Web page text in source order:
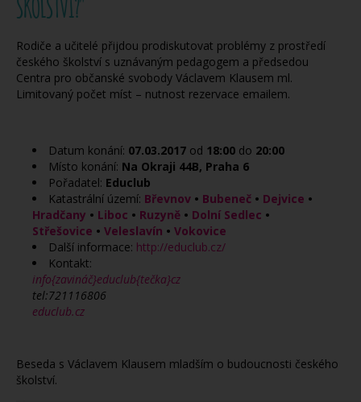
Rodiče a učitelé přijdou prodiskutovat problémy z prostředí
českého školství s uznávaným pedagogem a předsedou
Centra pro občanské svobody Václavem Klausem ml.
Limitovaný počet míst – nutnost rezervace emailem.
Datum konání: 07.03.2017 od 18:00 do 20:00
Místo konání: Na Okraji 44B, Praha 6
Pořadatel: Educlub
Katastrální území: Břevnov • Bubeneč • Dejvice •
Hradčany • Liboc • Ruzyně • Dolní Sedlec •
Střešovice • Veleslavín • Vokovice
Další informace: http://educlub.cz/
Kontakt:
info{zavináč}educlub{tečka}cz
tel:721116806
educlub.cz
Beseda s Václavem Klausem mladším o budoucnosti českého
školství.